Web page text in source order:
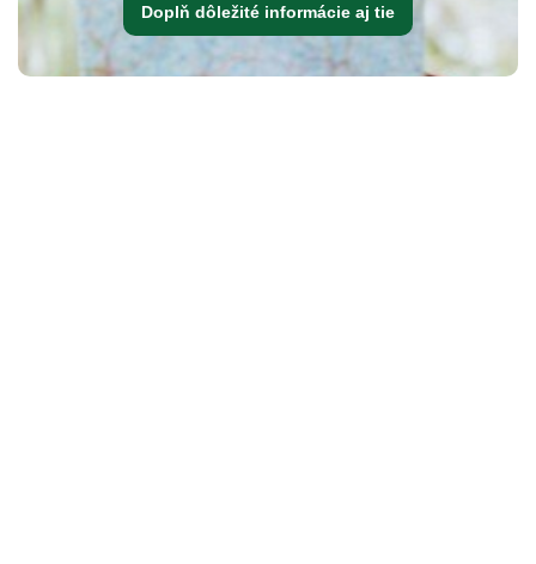
Doplň dôležité informácie aj tie